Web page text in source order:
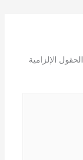
الحقول الإلزامية